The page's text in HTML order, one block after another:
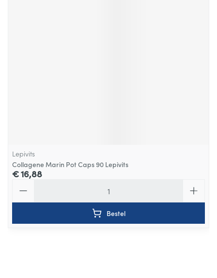
Lepivits
Collagene Marin Pot Caps 90 Lepivits
€ 16,88
Bestel